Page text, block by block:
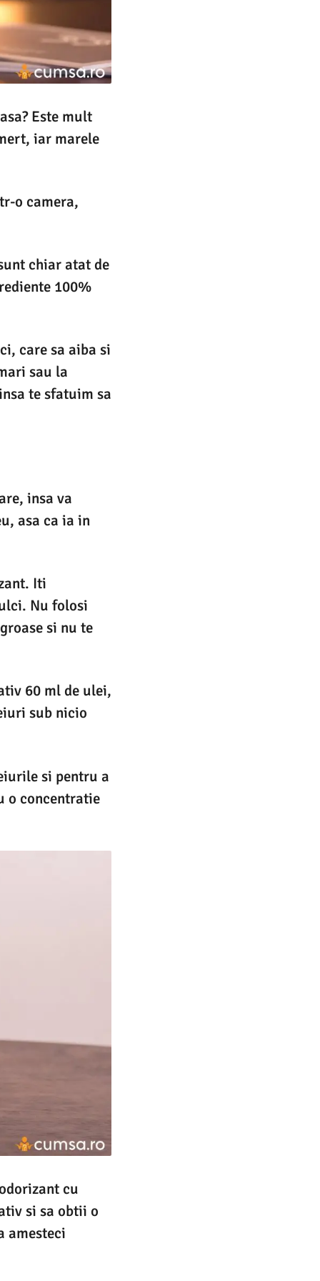
Este mult
iar marele
o camera,
chiar atat de
100%
care sa aiba si
sau la
te sfatuim sa
insa va
asa ca ia in
Iti
Nu folosi
si nu te
60 ml de ulei,
sub nicio
si pentru a
o concentratie
cu
si sa obtii o
amesteci